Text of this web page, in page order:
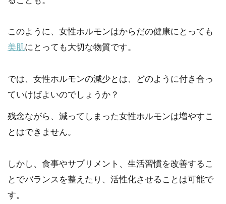
このように、女性ホルモンはからだの健康にとっても
美肌にとっても大切な物質です。
では、女性ホルモンの減少とは、どのように付き合っ
ていけばよいのでしょうか？
残念ながら、減ってしまった女性ホルモンは増やすこ
とはできません。
しかし、食事やサプリメント、生活習慣を改善するこ
とでバランスを整えたり、活性化させることは可能で
す。